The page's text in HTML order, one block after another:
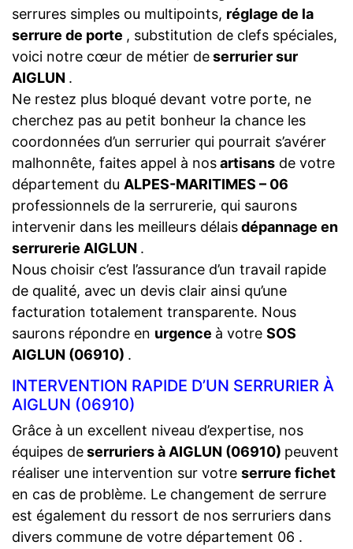
serrures simples ou multipoints, réglage de la
serrure de porte , substitution de clefs spéciales,
voici notre cœur de métier deserrurier sur
AIGLUN .
Ne restez plus bloqué devant votre porte, ne
cherchez pas au petit bonheur la chance les
coordonnées d’un serrurier qui pourrait s’avérer
malhonnête, faites appel à nosartisans de votre
département du ALPES-MARITIMES – 06
professionnels de la serrurerie, qui saurons
intervenir dans les meilleurs délaisdépannage en
serrurerie AIGLUN .
Nous choisir c’est l’assurance d’un travail rapide
de qualité, avec un devis clair ainsi qu’une
facturation totalement transparente. Nous
saurons répondre en urgence à votre SOS
AIGLUN (06910) .
INTERVENTION RAPIDE D’UN SERRURIER À
AIGLUN (06910)
Grâce à un excellent niveau d’expertise, nos
équipes deserruriers à AIGLUN (06910) peuvent
réaliser une intervention sur votre serrure fichet
en cas de problème. Le changement de serrure
est également du ressort de nos serruriers dans
divers commune de votre département 06 .